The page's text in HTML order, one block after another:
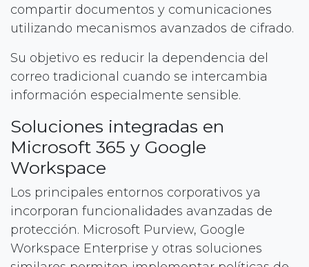
compartir documentos y comunicaciones
utilizando mecanismos avanzados de cifrado.
Su objetivo es reducir la dependencia del
correo tradicional cuando se intercambia
información especialmente sensible.
Soluciones integradas en
Microsoft 365 y Google
Workspace
Los principales entornos corporativos ya
incorporan funcionalidades avanzadas de
protección. Microsoft Purview, Google
Workspace Enterprise y otras soluciones